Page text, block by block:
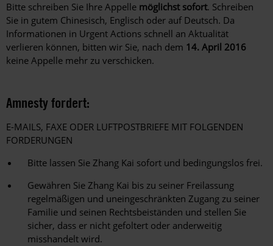
Bitte schreiben Sie Ihre Appelle möglichst sofort. Schreiben
Sie in gutem Chinesisch, Englisch oder auf Deutsch. Da
Informationen in Urgent Actions schnell an Aktualität
verlieren können, bitten wir Sie, nach dem 14. April 2016
keine Appelle mehr zu verschicken.
Amnesty fordert:
E-MAILS, FAXE ODER LUFTPOSTBRIEFE MIT FOLGENDEN
FORDERUNGEN
Bitte lassen Sie Zhang Kai sofort und bedingungslos frei.
Gewähren Sie Zhang Kai bis zu seiner Freilassung
regelmäßigen und uneingeschränkten Zugang zu seiner
Familie und seinen Rechtsbeiständen und stellen Sie
sicher, dass er nicht gefoltert oder anderweitig
misshandelt wird.